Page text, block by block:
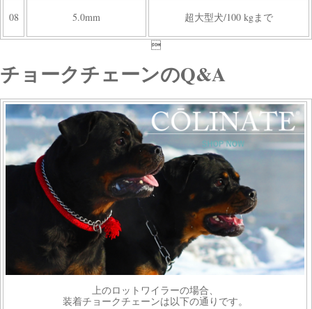
08 5.0mm 超大型犬/100 kgまで

チョークチェーンのQ&A
上のロットワイラーの場合、
装着チョークチェーンは以下の通りです。